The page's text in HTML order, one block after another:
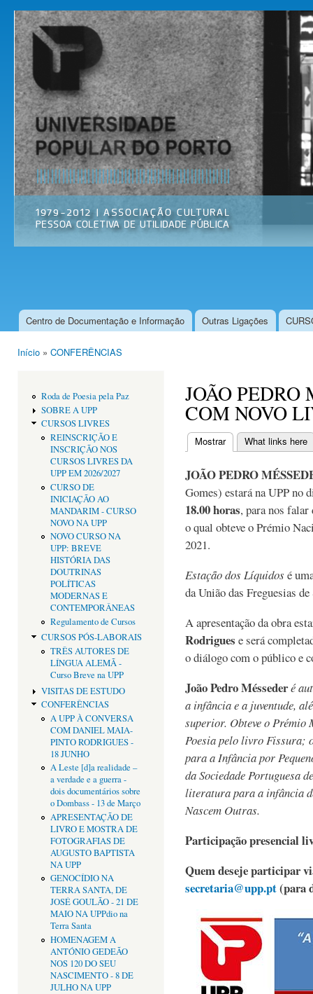
Universidade
Popular do
Porto
Associação
Cultural
Menu principal
Centro de Documentação e Informação Outras Ligações
Início » CONFERÊNCIAS
Roda de Poesia pela Paz
SOBRE A UPP
CURSOS LIVRES
REINSCRIÇÃO E
INSCRIÇÃO NOS
CURSOS LIVRES DA
UPP EM 2026/2027
CURSO DE
INICIAÇÃO AO
MANDARIM - CURSO
NOVO NA UPP
NOVO CURSO NA
UPP: BREVE
HISTÓRIA DAS
DOUTRINAS
POLÍTICAS
MODERNAS E
CONTEMPORÂNEAS
Regulamento de Cursos
CURSOS PÓS-LABORAIS
TRÊS AUTORES DE
LÍNGUA ALEMÃ -
Curso Breve na UPP
VISITAS DE ESTUDO
CONFERÊNCIAS
A UPP À CONVERSA
COM DANIEL MAIA-
PINTO RODRIGUES -
18 JUNHO
A Leste [d]a realidade –
a verdade e a guerra -
dois documentários sobre
o Dombass - 13 de Março
APRESENTAÇÃO DE
LIVRO E MOSTRA DE
FOTOGRAFIAS DE
AUGUSTO BAPTISTA
NA UPP
GENOCÍDIO NA
TERRA SANTA, DE
JOSÉ GOULÃO - 21 DE
MAIO NA UPPdio na
Terra Santa
HOMENAGEM A
ANTÓNIO GEDEÃO
NOS 120 DO SEU
NASCIMENTO - 8 DE
JULHO NA UPP
JOÃO PEDRO
COM NOVO
Separadores
Mostrar(separador ativo)
What links here
JOÃO PEDRO
Gomes) estará na UPP no
18.00 horas, para nos
o qual obteve o Prémio
2021.
Estação dos Líquidos é
da União das Freguesias
A apresentação da obra
Rodrigues e será
o diálogo com o público e
João Pedro Méssederé
a infância e a juventude,
superior. Obteve o
Poesia pelo livro Fissura;
para a Infância por
da Sociedade Portuguesa
literatura para a infância
Nascem Outras.
Participação presencial
Quem deseje participar
secretaria@upp.pt(para